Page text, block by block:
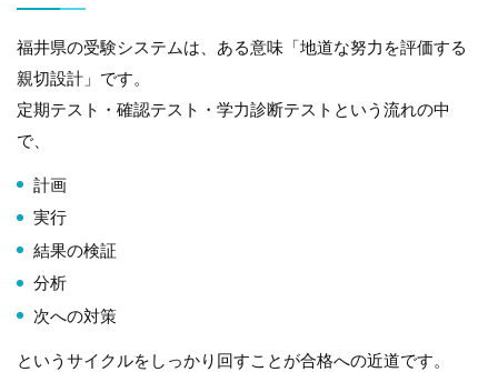
福井県の受験システムは、ある意味「地道な努力を評価する
親切設計」です。
定期テスト・確認テスト・学力診断テストという流れの中
で、
計画
実行
結果の検証
分析
次への対策
というサイクルをしっかり回すことが合格への近道です。